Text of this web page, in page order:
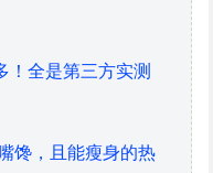
！全是第三方实测
馋，且能瘦身的热